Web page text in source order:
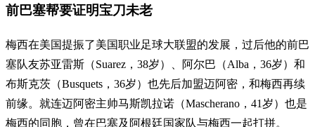
前巴塞帮要证明宝刀未老
梅西在美国提振了美国职业足球大联盟的发展，过后他的前巴
塞队友苏亚雷斯（Suarez，38岁）、阿尔巴（Alba，36岁）和
布斯克茨（Busquets，36岁）也先后加盟迈阿密，和梅西再续
前缘。就连迈阿密主帅马斯凯拉诺（Mascherano，41岁）也是
梅西的同胞，曾在巴塞及阿根廷国家队与梅西一起打拼。